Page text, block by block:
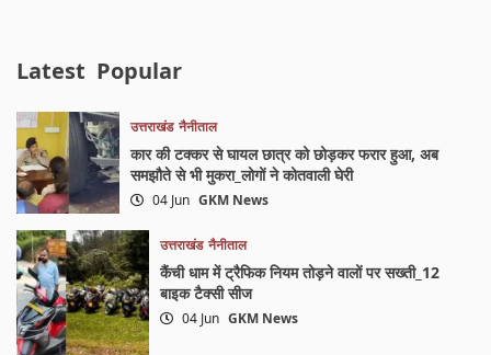
Latest Popular
उत्तराखंड नैनीताल
कार की टक्कर से घायल छात्र को छोड़कर फरार हुआ, अब
समझौते से भी मुकरा_लोगों ने कोतवाली घेरी
04 Jun GKM News
उत्तराखंड नैनीताल
कैंची धाम में ट्रैफिक नियम तोड़ने वालों पर सख्ती_12
बाइक टैक्सी सीज
04 Jun GKM News